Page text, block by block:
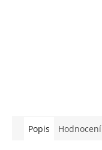
Popis Hodnocení